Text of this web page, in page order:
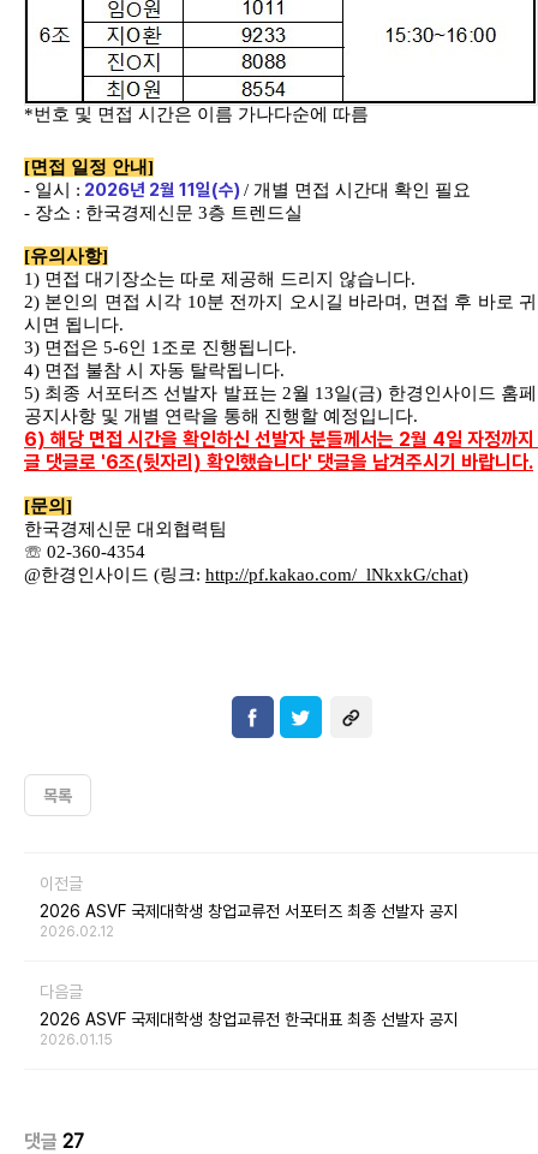
*번호 및 면접 시간은 이름 가나다순에 따름
[면접 일정 안내]
- 일시 : 2026년 2월 11 일(수)/ 개별 면접 시간대 확인 필요
- 장소 : 한국경제신문 3층 트렌드실
[유의사항]
1) 면접 대기장소는 따로 제공해 드리지 않습니다.
2) 본인의 면접 시각 10분 전까지 오시길 바라며 , 면접 후 바로
시면 됩니다.
3) 면접은 5-6인 1조로 진행됩니다.
4) 면접 불참 시 자동 탈락됩니다.
5) 최종 서포터즈 선발자 발표는 2월 13일(금) 한경인사이드 홈
공지사항 및 개별 연락을 통해 진행할 예정입니다.
6) 해당 면접 시간을 확인하신 선발자 분들께서는 2월 4일 자정까지
글 댓글로 '6조(뒷자리) 확인했습니다' 댓글을 남겨주시기 바랍니다.
[문의]
한국경제신문 대외협력팀
☏ 02-360-4354
@한경인사이드 (링크: http://pf.kakao.com/_lNkxkG/chat)
목록
이전글
2026 ASVF 국제대학생 창업교류전 서포터즈 최종 선발자 공지
2026.02.12
다음글
2026 ASVF 국제대학생 창업교류전 한국대표 최종 선발자 공지
2026.01.15
댓글 27